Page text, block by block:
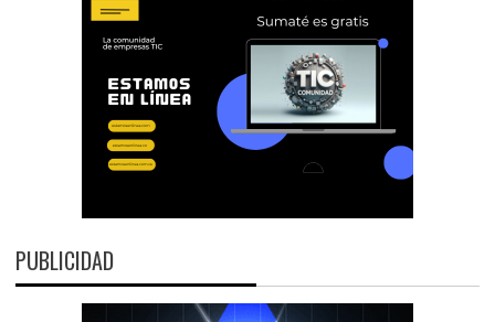
PUBLICIDAD